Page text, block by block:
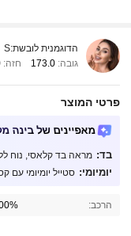
הדוגמנית לובשת:S
גובה: 173.0 חזה:
פרטי המוצר
מאפיינים של בינה
בד: מראה בד קלאסי, נוח
יומיומי: סטייל יומיומי עם
הרכב: 100%